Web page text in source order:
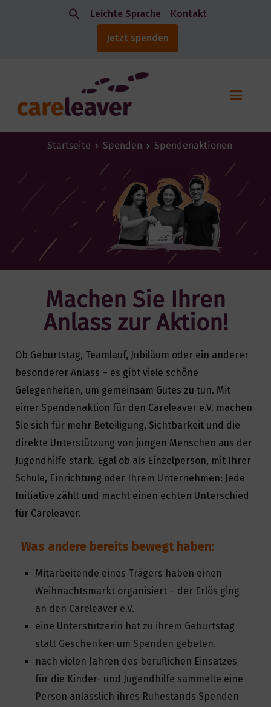
Leichte Sprache Kontakt
Jetzt spenden
Startseite Spenden Spendenaktionen
Machen Sie Ihren
Anlass zur Aktion!
Ob Geburtstag, Teamlauf, Jubiläum oder ein anderer
besonderer Anlass – es gibt viele schöne
Gelegenheiten, um gemeinsam Gutes zu tun. Mit
einer Spendenaktion für den Careleaver e.V. machen
Sie sich für mehr Beteiligung, Sichtbarkeit und die
direkte Unterstützung von jungen Menschen aus der
Jugendhilfe stark. Egal ob als Einzelperson, mit Ihrer
Schule, Einrichtung oder Ihrem Unternehmen: Jede
Initiative zählt und macht einen echten Unterschied
für Careleaver.
Was andere bereits bewegt haben:
Mitarbeitende eines Trägers haben einen
Weihnachtsmarkt organisiert – der Erlös ging
an den Careleaver e.V.
eine Unterstützerin hat zu ihrem Geburtstag
statt Geschenken um Spenden gebeten.
nach vielen Jahren des beruflichen Einsatzes
für die Kinder- und Jugendhilfe sammelte eine
Person anlässlich ihres Ruhestands Spenden